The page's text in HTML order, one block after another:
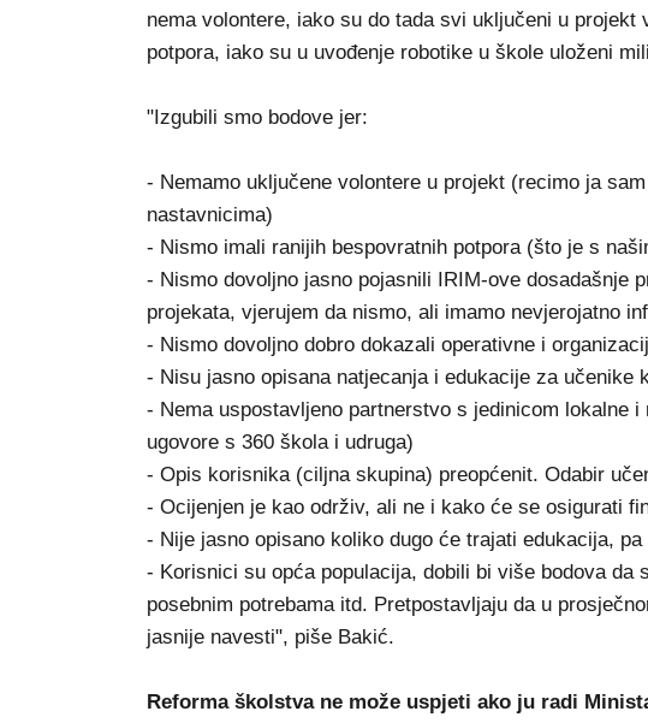
nema volontere, iako su do tada svi uključeni u
potpora, iako su u uvođenje robotike u škole uloženi
"Izgubili smo bodove jer:
- Nemamo uključene volontere u projekt (recimo ja
nastavnicima)
- Nismo imali ranijih bespovratnih potpora (što je s
- Nismo dovoljno jasno pojasnili IRIM-ove dosadašnje
projekata, vjerujem da nismo, ali imamo nevjerojatno
- Nismo dovoljno dobro dokazali operativne i
- Nisu jasno opisana natjecanja i edukacije za učenike
- Nema uspostavljeno partnerstvo s jedinicom lokalne
ugovore s 360 škola i udruga)
- Opis korisnika (ciljna skupina) preopćenit. Odabir
- Ocijenjen je kao održiv, ali ne i kako će se osigurati
- Nije jasno opisano koliko dugo će trajati edukacija,
- Korisnici su opća populacija, dobili bi više bodova da
posebnim potrebama itd. Pretpostavljaju da u
jasnije navesti", piše Bakić.
Reforma školstva ne može uspjeti ako ju radi